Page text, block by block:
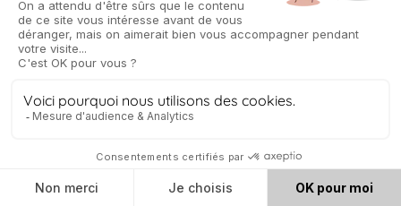
Company Logo
Technicien de laboratoire (H/F)
Freelance
Temps plein
Mise à jour il y a 2 h